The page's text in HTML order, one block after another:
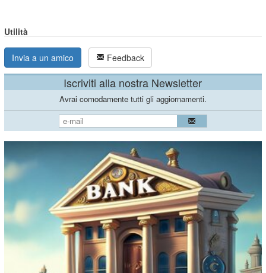
Utilità
Invia a un amico Feedback
Iscriviti alla nostra Newsletter
Avrai comodamente tutti gli aggiornamenti.